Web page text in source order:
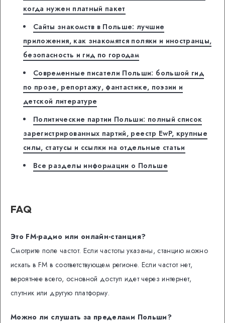
когда нужен платный пакет
Сайты знакомств в Польше: лучшие
приложения, как знакомятся поляки и иностранцы,
безопасность и гид по городам
Современные писатели Польши: большой гид
по прозе, репортажу, фантастике, поэзии и
детской литературе
Политические партии Польши: полный список
зарегистрированных партий, реестр EwP, крупные
силы, статусы и ссылки на отдельные статьи
Все разделы информации о Польше
FAQ
Это FM-радио или онлайн-станция?
Смотрите поле частот. Если частоты указаны, станцию можно
искать в FM в соответствующем регионе. Если частот нет,
вероятнее всего, основной доступ идет через интернет,
спутник или другую платформу.
Можно ли слушать за пределами Польши?